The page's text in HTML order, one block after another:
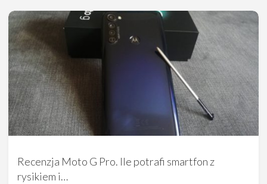
Recenzja Moto G Pro. Ile potrafi smartfon z
rysikiem i…